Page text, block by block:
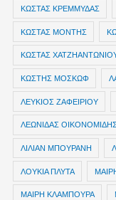
ΚΩΣΤΑΣ ΚΡΕΜΜΥΔΑΣ
ΚΩΣΤΑΣ ΜΟΝΤΗΣ
ΚΩΣΤΑΣ
ΚΩΣΤΗΣ ΜΟΣΚΩΦ
ΛΕΥΚΙΟΣ ΖΑΦΕΙΡΙΟΥ
ΛΕΩΝΙΔΑΣ ΟΙΚΟΝΟΜΙΔΗΣ
ΛΙΛΙΑΝ ΜΠΟΥΡΑΝΗ
ΛΟΥΚΙΑ ΠΛΥΤΑ
ΜΑΙΡΗ ΚΛΑΜΠΟΥΡΑ